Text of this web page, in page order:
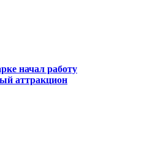
начал работу
аттракцион